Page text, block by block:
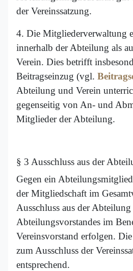
der Vereinssatzung.
4. Die Mitgliederverwaltung
innerhalb der Abteilung als
Verein. Dies betrifft
Beitragseinzug (vgl.
Abteilung und Verein
gegenseitig von An- und
Mitglieder der Abteilung.
§ 3 Ausschluss aus der
Gegen ein
der Mitgliedschaft im
Ausschluss aus der
Abteilungsvorstandes im
Vereinsvorstand erfolgen.
zum Ausschluss der
entsprechend.